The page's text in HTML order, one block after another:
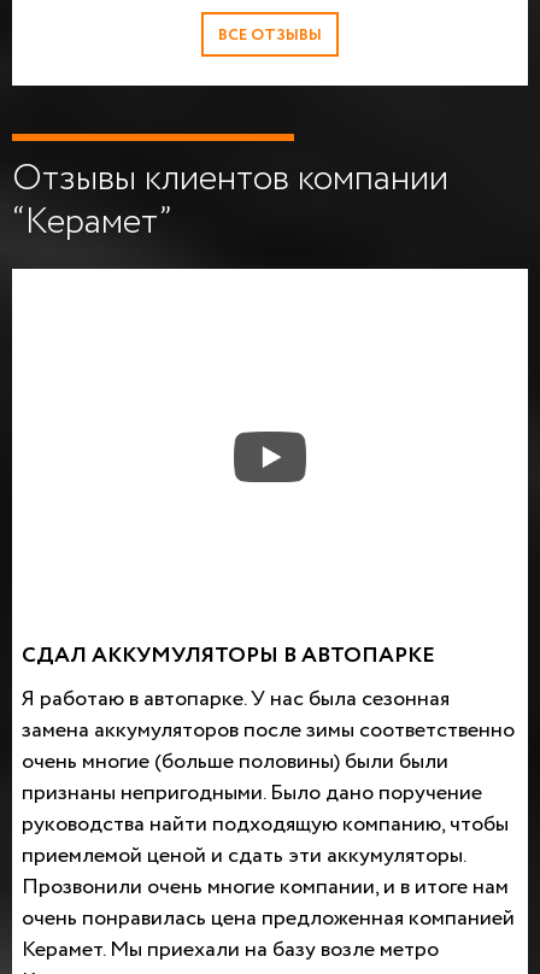
ВСЕ ОТЗЫВЫ
Отзывы клиентов компании
“Керамет”
СДАЛ АККУМУЛЯТОРЫ В АВТОПАРКЕ
Я работаю в автопарке. У нас была сезонная
замена аккумуляторов после зимы соответственно
очень многие (больше половины) были были
признаны непригодными. Было дано поручение
руководства найти подходящую компанию, чтобы
приемлемой ценой и сдать эти аккумуляторы.
Прозвонили очень многие компании, и в итоге нам
очень понравилась цена предложенная компанией
Керамет. Мы приехали на базу возле метро